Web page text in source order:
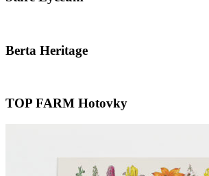
Berta Heritage
TOP FARM Hotovky